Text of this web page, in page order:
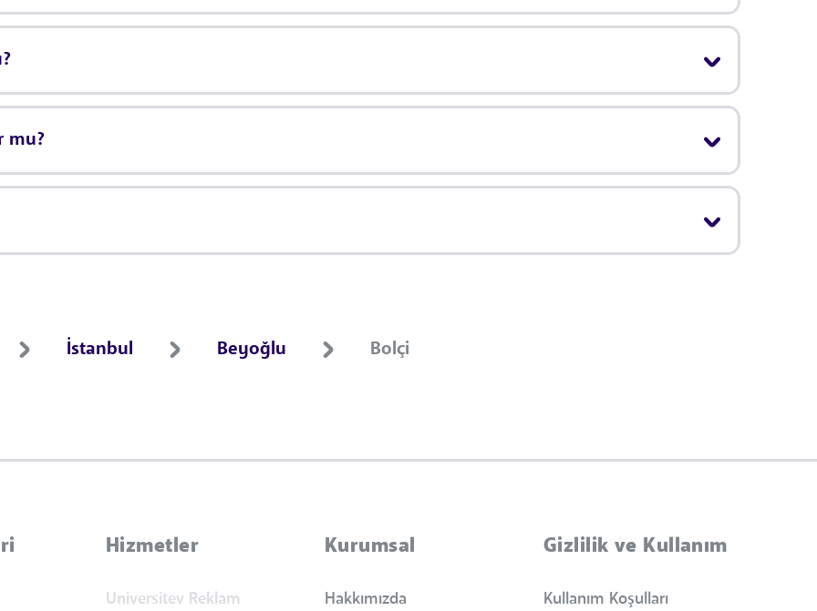
mu?
İstanbul Beyoğlu Bolçi
Hizmetler
Universitev Reklam
Kurumsal
Hakkımızda
Gizlilik ve Kullanım
Kullanım Koşulları